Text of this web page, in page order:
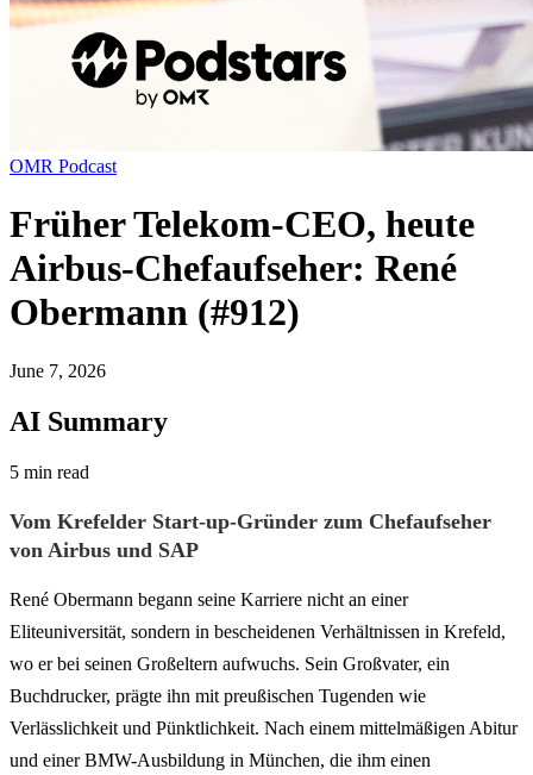
OMR Podcast
Früher Telekom-CEO, heute
Airbus-Chefaufseher: René
Obermann (#912)
June 7, 2026
AI Summary
5 min read
Vom Krefelder Start-up-Gründer zum Chefaufseher
von Airbus und SAP
René Obermann begann seine Karriere nicht an einer
Eliteuniversität, sondern in bescheidenen Verhältnissen in Krefeld,
wo er bei seinen Großeltern aufwuchs. Sein Großvater, ein
Buchdrucker, prägte ihn mit preußischen Tugenden wie
Verlässlichkeit und Pünktlichkeit. Nach einem mittelmäßigen Abitur
und einer BMW-Ausbildung in München, die ihm einen